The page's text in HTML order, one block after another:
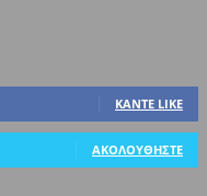
ΚΆΝΤΕ LIKE
ΑΚΟΛΟΥΘΉΣΤΕ